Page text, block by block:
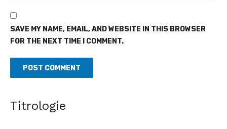
SAVE MY NAME, EMAIL, AND WEBSITE IN THIS BROWSER
FOR THE NEXT TIME I COMMENT.
Titrologie